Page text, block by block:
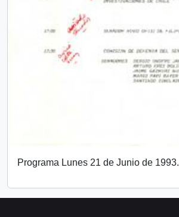
Programa Lunes 21 de Junio de 1993.